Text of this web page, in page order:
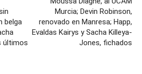
belga
últimos
Murcia; Devin Robinson,
renovado en Manresa; Happ,
Evaldas Kairys y Sacha Killeya-
Jones, fichados